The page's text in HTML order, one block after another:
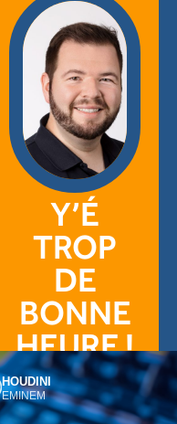
HOUDINI
EMINEM